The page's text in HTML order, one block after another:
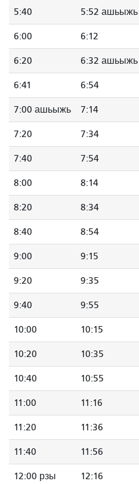
5:40 5:52 ашьыжь
6:00 6:12
6:20 6:32 ашьыжь
6:41 6:54
7:00 ашьыжь 7:14
7:20 7:34
7:40 7:54
8:00 8:14
8:20 8:34
8:40 8:54
9:00 9:15
9:20 9:35
9:40 9:55
10:00 10:15
10:20 10:35
10:40 10:55
11:00 11:16
11:20 11:36
11:40 11:56
12:00 рзы 12:16